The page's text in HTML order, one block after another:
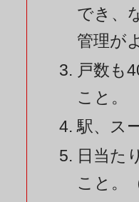
でき、
管理が
戸数も
こと。
駅、ス
日当た
こと。